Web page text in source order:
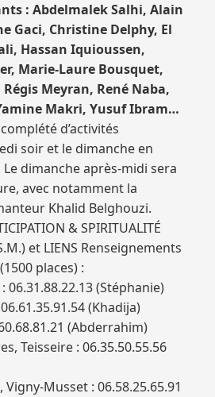
: Abdelmalek Salhi, Alain
Gaci, Christine Delphy, El
Hassan Iquioussen,
Marie-Laure Bousquet,
Meyran, René Naba,
Makri, Yusuf Ibram…
d’activités
soir et le dimanche en
dimanche après-midi sera
avec notamment la
Khalid Belghouzi.
& SPIRITUALITÉ
et LIENS Renseignements
places) :
06.31.88.22.13 (Stéphanie)
(Khadija)
(Abderrahim)
Teisseire : 06.35.50.55.56
Musset : 06.58.25.65.91